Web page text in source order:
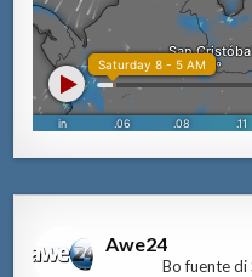
Awe24
Bo fuente di